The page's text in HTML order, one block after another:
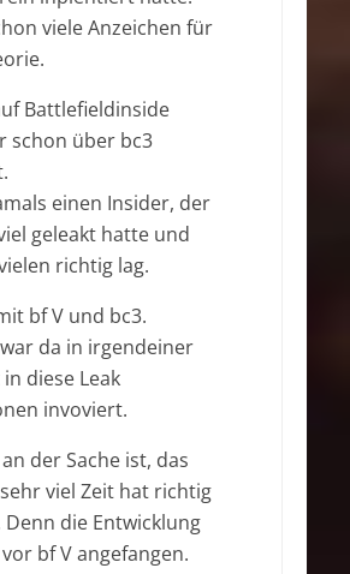
viele Anzeichen für
Battlefieldinside
schon über bc3
einen Insider, der
geleakt hatte und
richtig lag.
bf V und bc3.
da in irgendeiner
diese Leak
invoviert.
der Sache ist, das
viel Zeit hat richtig
die Entwicklung
bf V angefangen.